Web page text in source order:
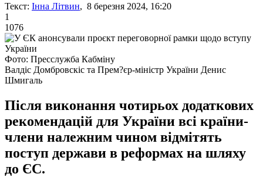
Текст: Інна Літвин, 8 березня 2024, 16:20
1
1076
Фото: Пресслужба Кабміну
Валдіс Домбровскіс та Прем?єр-міністр України Денис
Шмигаль
Після виконання чотирьох додаткових
рекомендацій для України всі країни-
члени належним чином відмітять
поступ держави в реформах на шляху
до ЄС.